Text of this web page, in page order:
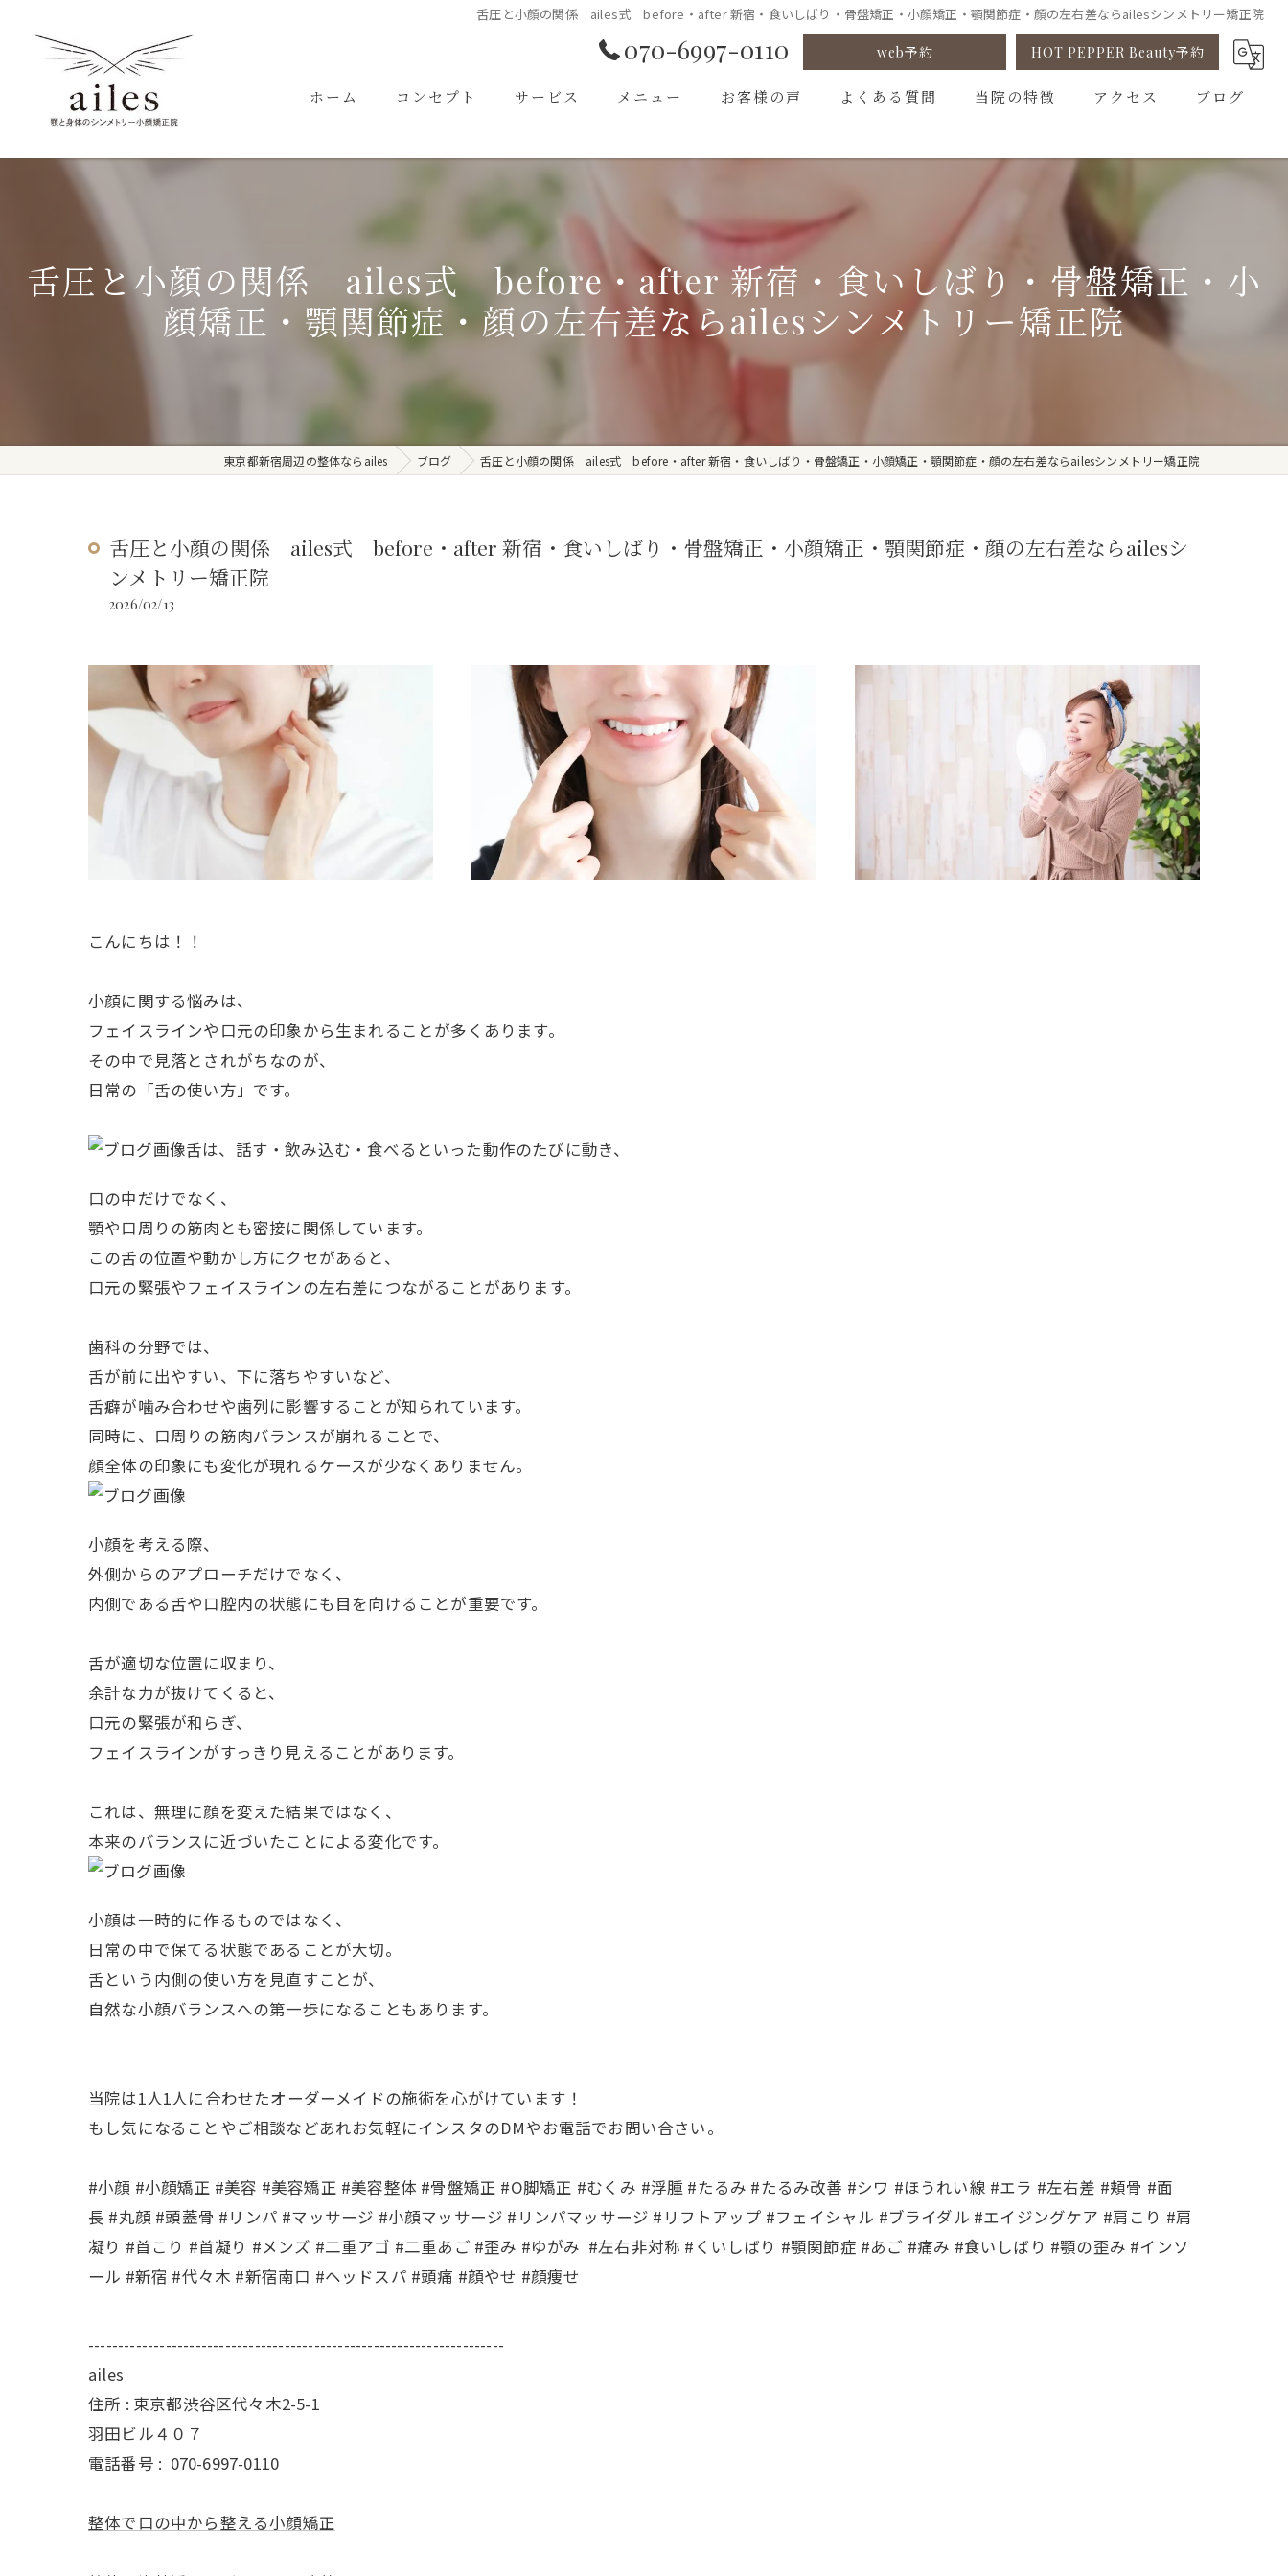
舌圧と小顔の関係 ailes式 before・after 新宿・食いしばり・骨盤矯正・小顔矯正・顎関節症・顔の左右差ならailesシンメトリー矯正院
070-6997-0110 web予約 HOT PEPPER Beauty予約
ホーム コンセプト
代表あいさつ
サービス メニュー お客様の声 よくある質問 当院の特徴
小顔矯正
姿勢矯正
骨盤矯正
カウンセリング
アクセス ブログ
コラム
舌圧と小顔の関係 ailes式 before・after 新宿・食いしばり・骨盤矯正・小
顔矯正・顎関節症・顔の左右差ならailesシンメトリー矯正院
東京都新宿周辺の整体ならailes ブログ 舌圧と小顔の関係 ailes式 before・after 新宿・食いしばり・骨盤矯正・小顔矯正・顎関節症・顔の左右差ならailesシンメトリー矯正院
舌圧と小顔の関係 ailes式 before・after 新宿・食いしばり・骨盤矯正・小顔矯正・顎関節症・顔の左右差ならailesシ
ンメトリー矯正院
2026/02/13
こんにちは！！
小顔に関する悩みは、
フェイスラインや口元の印象から生まれることが多くあります。
その中で見落とされがちなのが、
日常の「舌の使い方」です。
舌は、話す・飲み込む・食べるといった動作のたびに動き、
口の中だけでなく、
顎や口周りの筋肉とも密接に関係しています。
この舌の位置や動かし方にクセがあると、
口元の緊張やフェイスラインの左右差につながることがあります。
歯科の分野では、
舌が前に出やすい、下に落ちやすいなど、
舌癖が噛み合わせや歯列に影響することが知られています。
同時に、口周りの筋肉バランスが崩れることで、
顔全体の印象にも変化が現れるケースが少なくありません。
小顔を考える際、
外側からのアプローチだけでなく、
内側である舌や口腔内の状態にも目を向けることが重要です。
舌が適切な位置に収まり、
余計な力が抜けてくると、
口元の緊張が和らぎ、
フェイスラインがすっきり見えることがあります。
これは、無理に顔を変えた結果ではなく、
本来のバランスに近づいたことによる変化です。
小顔は一時的に作るものではなく、
日常の中で保てる状態であることが大切。
舌という内側の使い方を見直すことが、
自然な小顔バランスへの第一歩になることもあります。
当院は1人1人に合わせたオーダーメイドの施術を心がけています！
もし気になることやご相談などあれお気軽にインスタのDMやお電話でお問い合さい。
#小顔 #小顔矯正 #美容 #美容矯正 #美容整体 #骨盤矯正 #O脚矯正 #むくみ #浮腫 #たるみ #たるみ改善 #シワ #ほうれい線 #エラ #左右差 #頬骨 #面
長 #丸顔 #頭蓋骨 #リンパ #マッサージ #小顔マッサージ #リンパマッサージ #リフトアップ #フェイシャル #ブライダル #エイジングケア #肩こり #肩
凝り #首こり #首凝り #メンズ #二重アゴ #二重あご #歪み #ゆがみ #左右非対称 #くいしばり #顎関節症 #あご #痛み #食いしばり #顎の歪み #インソ
ール #新宿 #代々木 #新宿南口 #ヘッドスパ #頭痛 #顔やせ #顔痩せ
----------------------------------------------------------------------
ailes
住所 : 東京都渋谷区代々木2-5-1
羽田ビル４０７
電話番号 : 070-6997-0110
整体で口の中から整える小顔矯正